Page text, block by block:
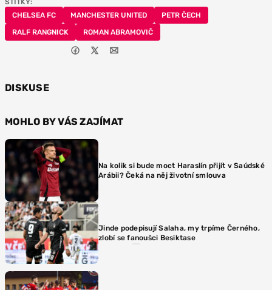
ŠTÍTKY:
CHELSEA FC
MANCHESTER UNITED
PETR ČECH
RALF RANGNICK
ROMAN ABRAMOVIČ
DISKUSE
MOHLO BY VÁS ZAJÍMAT
Na kolik si bude moct Haraslín přijít v Saúdské
Arábii? Čeká na něj životní smlouva
Jinde podepisují Salaha, my trpíme Černého,
zlobí se fanoušci Besiktase